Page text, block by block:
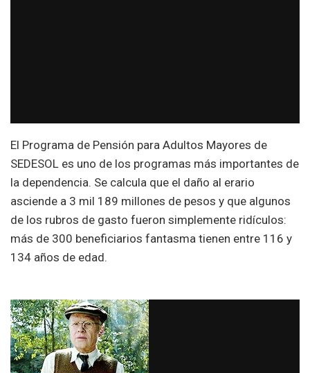
El Programa de Pensión para Adultos Mayores de
SEDESOL es uno de los programas más importantes de
la dependencia. Se calcula que el daño al erario
asciende a 3 mil 189 millones de pesos y que algunos
de los rubros de gasto fueron simplemente ridículos:
más de 300 beneficiarios fantasma tienen entre 116 y
134 años de edad.